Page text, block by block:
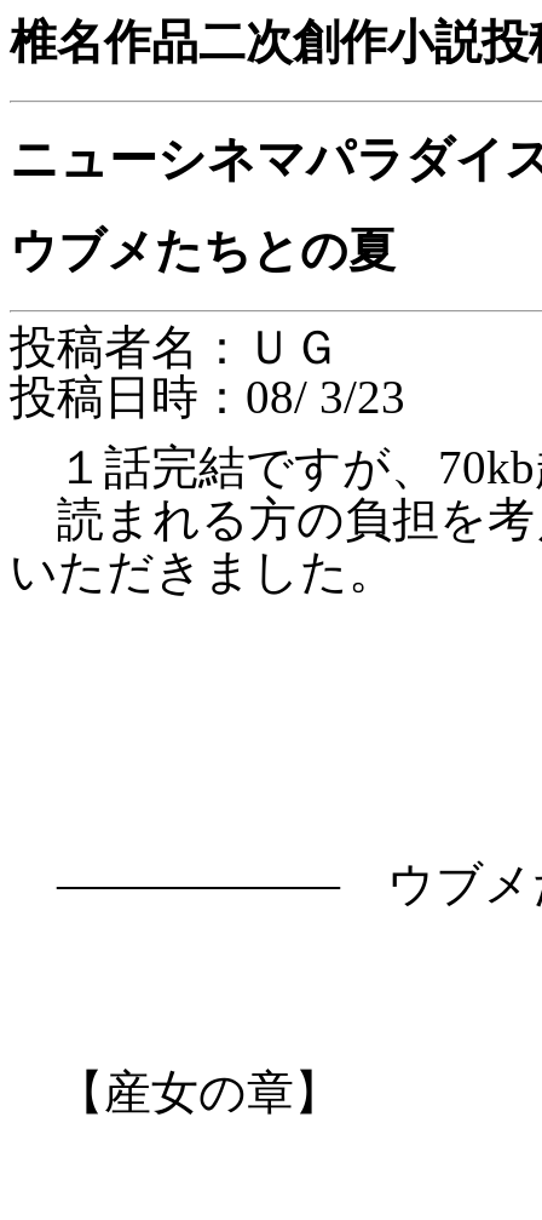
椎名作品二次創作小説投
ニューシネマパラダイ
ウブメたちとの夏
投稿者名：ＵＧ
投稿日時：08/ 3/23
１話完結ですが、
読まれる方の負担を
いただきました。
―――――― ウブメ
【産女の章】